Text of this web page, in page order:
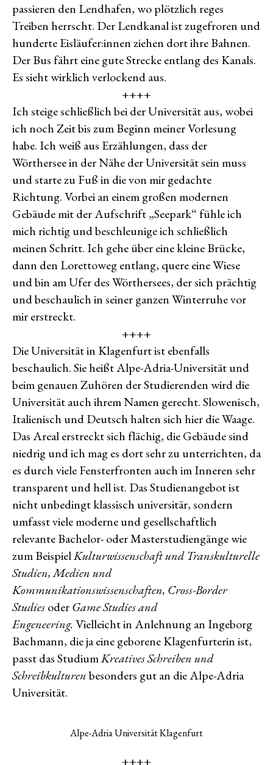
passieren den Lendhafen, wo plötzlich reges
Treiben herrscht. Der Lendkanal ist zugefroren und
hunderte Eisläufer:innen ziehen dort ihre Bahnen.
Der Bus fährt eine gute Strecke entlang des Kanals.
Es sieht wirklich verlockend aus.
++++
Ich steige schließlich bei der Universität aus, wobei
ich noch Zeit bis zum Beginn meiner Vorlesung
habe. Ich weiß aus Erzählungen, dass der
Wörthersee in der Nähe der Universität sein muss
und starte zu Fuß in die von mir gedachte
Richtung. Vorbei an einem großen modernen
Gebäude mit der Aufschrift „Seepark“ fühle ich
mich richtig und beschleunige ich schließlich
meinen Schritt. Ich gehe über eine kleine Brücke,
dann den Lorettoweg entlang, quere eine Wiese
und bin am Ufer des Wörthersees, der sich prächtig
und beschaulich in seiner ganzen Winterruhe vor
mir erstreckt.
++++
Die Universität in Klagenfurt ist ebenfalls
beschaulich. Sie heißt Alpe-Adria-Universität und
beim genauen Zuhören der Studierenden wird die
Universität auch ihrem Namen gerecht. Slowenisch,
Italienisch und Deutsch halten sich hier die Waage.
Das Areal erstreckt sich flächig, die Gebäude sind
niedrig und ich mag es dort sehr zu unterrichten, da
es durch viele Fensterfronten auch im Inneren sehr
transparent und hell ist. Das Studienangebot ist
nicht unbedingt klassisch universitär, sondern
umfasst viele moderne und gesellschaftlich
relevante Bachelor- oder Masterstudiengänge wie
zum BeispielKulturwissenschaft und Transkulturelle
Studien,Medien und
Kommunikationswissenschaften, Cross-Border
StudiesoderGame Studies and
Engeneering.Vielleicht in Anlehnung an Ingeborg
Bachmann, die ja eine geborene Klagenfurterin ist,
passt das StudiumKreatives Schreiben und
Schreibkulturenbesonders gut an die Alpe-Adria
Universität.
Alpe-Adria Universität Klagenfurt
++++